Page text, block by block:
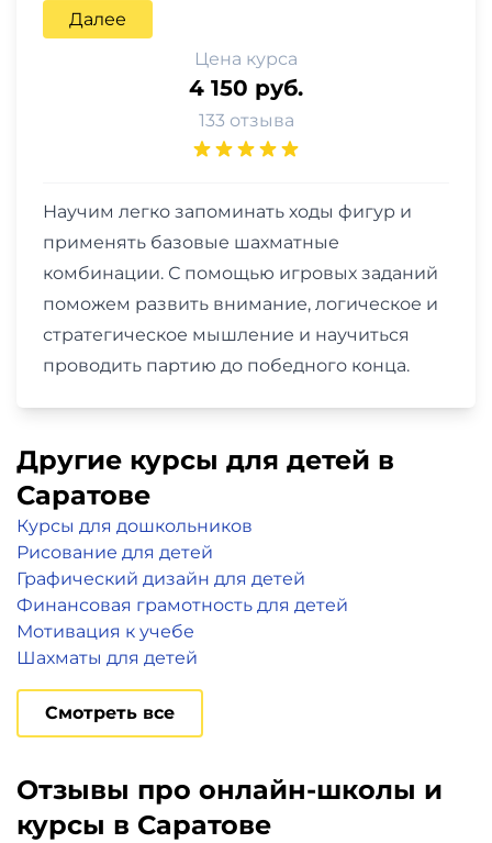
Далее
Цена курса
4 150 руб.
133 отзыва
Научим легко запоминать ходы фигур и
применять базовые шахматные
комбинации. С помощью игровых заданий
поможем развить внимание, логическое и
стратегическое мышление и научиться
проводить партию до победного конца.
Другие курсы для детей в
Саратове
Курсы для дошкольников
Рисование для детей
Графический дизайн для детей
Финансовая грамотность для детей
Мотивация к учебе
Шахматы для детей
Смотреть все
Отзывы про онлайн-школы и
курсы в Саратове